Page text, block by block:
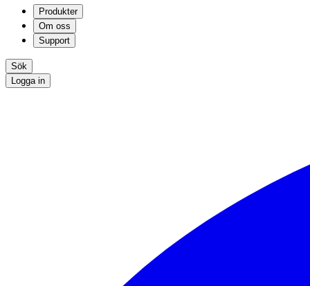
Produkter
Om oss
Support
Sök
Logga in